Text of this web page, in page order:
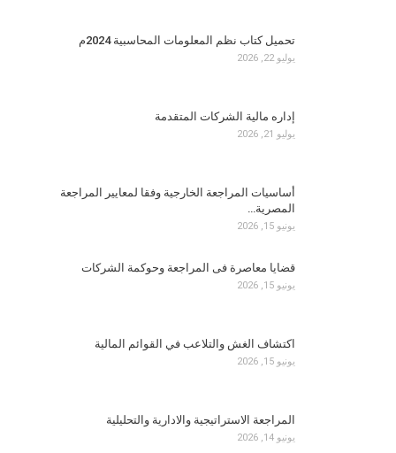
تحميل كتاب نظم المعلومات المحاسبية 2024م
يوليو 22, 2026
إداره مالية الشركات المتقدمة
يوليو 21, 2026
أساسيات المراجعة الخارجية وفقا لمعايير المراجعة
المصرية…
يونيو 15, 2026
قضايا معاصرة فى المراجعة وحوكمة الشركات
يونيو 15, 2026
اكتشاف الغش والتلاعب في القوائم المالية
يونيو 15, 2026
المراجعة الاستراتيجية والادارية والتحليلية
يونيو 14, 2026